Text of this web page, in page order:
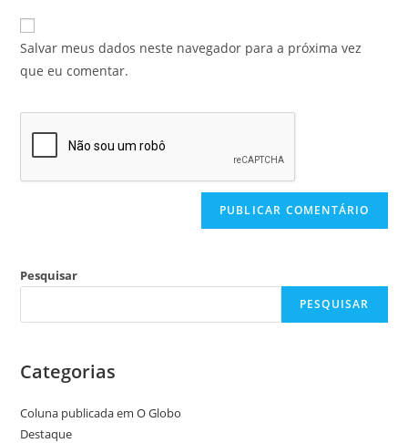
Salvar meus dados neste navegador para a próxima vez
que eu comentar.
Pesquisar
PESQUISAR
Categorias
Coluna publicada em O Globo
Destaque